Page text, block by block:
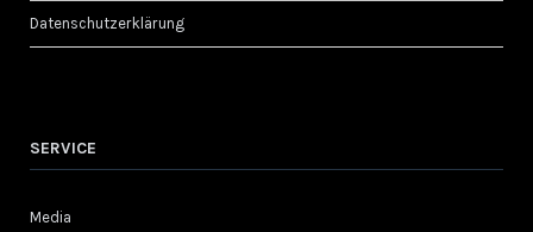
Datenschutzerklärung
SERVICE
Media